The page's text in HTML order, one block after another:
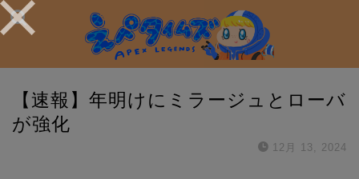
【速報】年明けにミラージュとローバ
が強化
12月 13, 2024